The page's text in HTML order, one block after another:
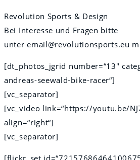
Revolution Sports & Design
Bei Interesse und Fragen bitte
unter email@revolutionsports.eu
[dt_photos_jgrid number=“13″
andreas-seewald-bike-racer“]
[vc_separator]
[vc_video link=“https://youtu.be/
align=“right“]
[vc_separator]
[flickr_set